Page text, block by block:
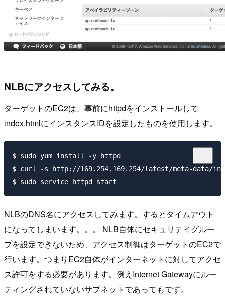
NLBにアクセスしてみる。
ターゲットのEC2は、事前にhttpdをインストールして
index.htmlにインスタンスIDを設定したものを使用します。
$ sudo yum install -y httpd
$ curl -s http://169.254.169.254/latest/meta-data/
NLBのDNS名にアクセスしてみます。するとタイムアウト
になってしまいます。。。 NLB自体にセキュリテイグルー
プを設定できないため、アクセス制御はターゲットのEC2で
行います。つまりEC2自体がインターネットに対してアクセ
ス許可をする必要があります。例えInternet Gatewayにルー
ティングされていないサブネットであってもです。